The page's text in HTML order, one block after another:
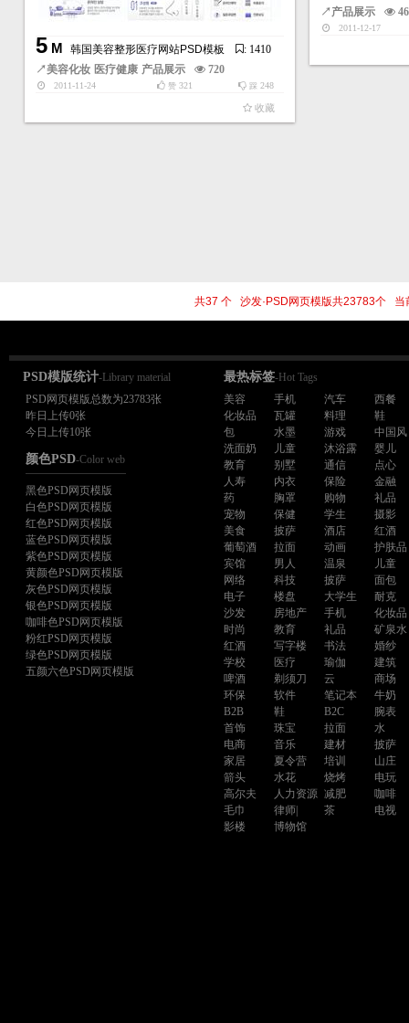
↗产品展示
2011-12-17
5M 韩国美容整形医疗网站PSD模板
: 1410
↗美容化妆 医疗健康 产品展示 720
2011-11-24 踩 248
赞321
收藏
共37 个 沙发·PSD网页模版共23783个
PSD模版统计-Library material
PSD网页模版总数为23783张
昨日上传0张
今日上传10张
颜色PSD-Color web
黑色PSD网页模版
白色PSD网页模版
红色PSD网页模版
蓝色PSD网页模版
紫色PSD网页模版
黄颜色PSD网页模版
灰色PSD网页模版
银色PSD网页模版
咖啡色PSD网页模版
粉红PSD网页模版
绿色PSD网页模版
五颜六色PSD网页模版
最热标签-Hot Tags
美容
手机 汽车
西餐
化妆品
瓦罐 料理
鞋
包
水墨 游戏
中国风
洗面奶
儿童 沐浴露
婴儿
教育
别墅 通信
点心
人寿
内衣 保险
金融
药
胸罩 购物
礼品
宠物
保健 学生
摄影
美食
披萨 酒店
红酒
葡萄酒
拉面 动画
护肤品
宾馆
男人 温泉
儿童
网络
科技 披萨
面包
电子
楼盘 大学生
耐克
沙发
房地产 手机
化妆品
时尚
教育 礼品
矿泉水
红酒
写字楼 书法
婚纱
学校
医疗 瑜伽
建筑
啤酒
剃须刀 云
商场
环保
软件 笔记本
牛奶
B2B
鞋 B2C
腕表
首饰
珠宝 拉面
水
电商
音乐 建材
披萨
家居
夏令营 培训
山庄
箭头
水花 烧烤
电玩
高尔夫
人力资源 减肥
咖啡
毛巾
律师| 茶
电视
影楼
博物馆